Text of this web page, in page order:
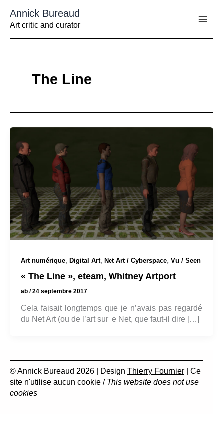
contenu
Annick Bureaud
Art critic and curator
The Line
Art numérique, Digital Art, Net Art / Cyberspace, Vu / Seen
« The Line », eteam, Whitney Artport
ab /24 septembre 2017
Cela faisait longtemps que je n’avais pas regardé
du Net Art (ou de l’art sur le Net, que faut-il dire […]
© Annick Bureaud 2026 | Design Thierry Fournier | Ce
site n'utilise aucun cookie / This website does not use
cookies